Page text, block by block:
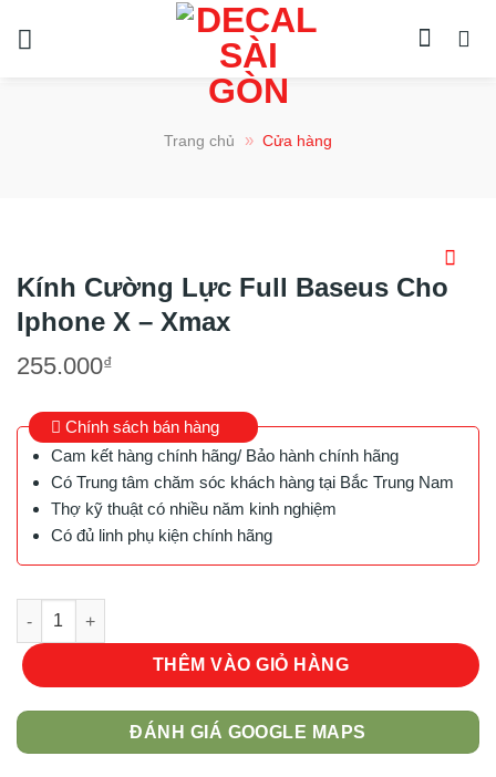
Trang chủ » Cửa hàng
Kính Cường Lực Full Baseus Cho
Iphone X – Xmax
255.000₫
Chính sách bán hàng
Cam kết hàng chính hãng/ Bảo hành chính hãng
Có Trung tâm chăm sóc khách hàng tại Bắc Trung Nam
Thợ kỹ thuật có nhiều năm kinh nghiệm
Có đủ linh phụ kiện chính hãng
Kính Cường Lực Full Baseus Cho Iphone X - Xmax số lượng
THÊM VÀO GIỎ HÀNG
ĐÁNH GIÁ GOOGLE MAPS